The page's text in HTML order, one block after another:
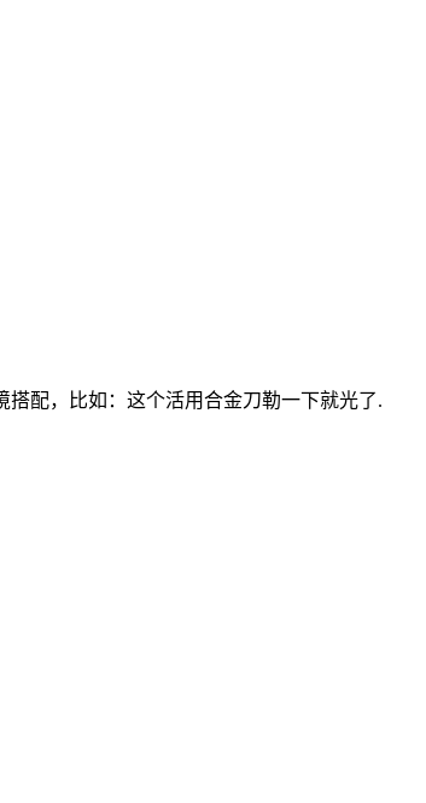
配，比如：这个活用合金刀勒一下就光了.